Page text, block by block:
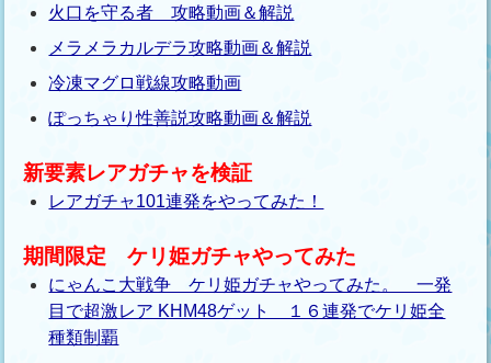
火口を守る者 攻略動画＆解説
メラメラカルデラ攻略動画＆解説
冷凍マグロ戦線攻略動画
ぽっちゃり性善説攻略動画＆解説
新要素レアガチャを検証
レアガチャ101連発をやってみた！
期間限定 ケリ姫ガチャやってみた
にゃんこ大戦争 ケリ姫ガチャやってみた。 一発
目で超激レア KHM48ゲット １６連発でケリ姫全
種類制覇